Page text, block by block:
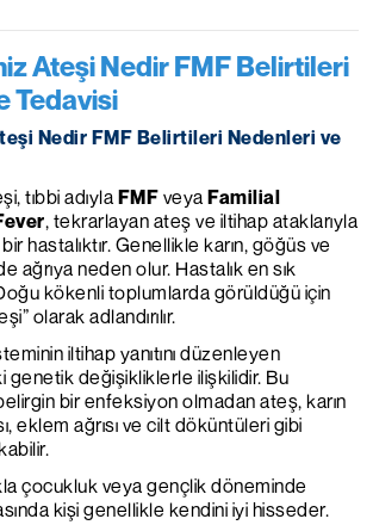
Ateşi Nedir FMF Belirtileri
Tedavisi
Nedir FMF Belirtileri Nedenleri ve
tıbbi adıyla FMF veya Familial
, tekrarlayan ateş ve iltihap ataklarıyla
hastalıktır. Genellikle karın, göğüs ve
ağrıya neden olur. Hastalık en sık
kökenli toplumlarda görüldüğü için
olarak adlandırılır.
iltihap yanıtını düzenleyen
genetik değişikliklerle ilişkilidir. Bu
bir enfeksiyon olmadan ateş, karın
eklem ağrısı ve cilt döküntüleri gibi
çocukluk veya gençlik döneminde
kişi genellikle kendini iyi hisseder.